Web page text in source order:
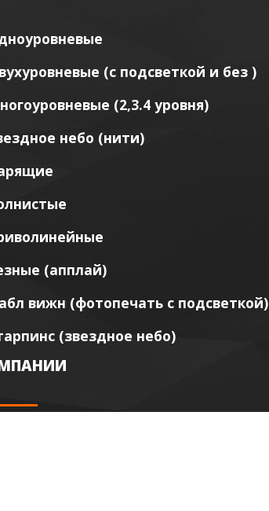
(с подсветкой и без )
(2,3.4 уровня)
небо (нити)
(апплай)
вижн (фотопечать с подсветкой)
(звездное небо)